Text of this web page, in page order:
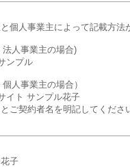
個人事業主によって記載方法
人事業主の場合)
ンプル
人事業主の場合）
イト サンプル花子
ご契約者名を明記してくださ
子